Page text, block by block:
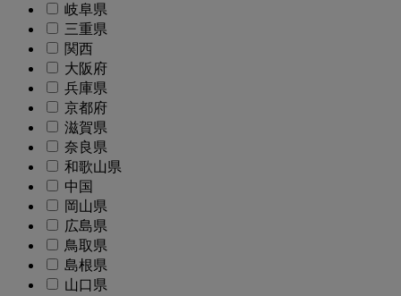
岐阜県
三重県
関西
大阪府
兵庫県
京都府
滋賀県
奈良県
和歌山県
中国
岡山県
広島県
鳥取県
島根県
山口県